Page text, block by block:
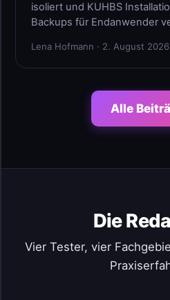
isoliert und KUHBS
Backups für Endanwender
Lena Hofmann · 2. August 2026
Alle
Die
Vier Tester, vier